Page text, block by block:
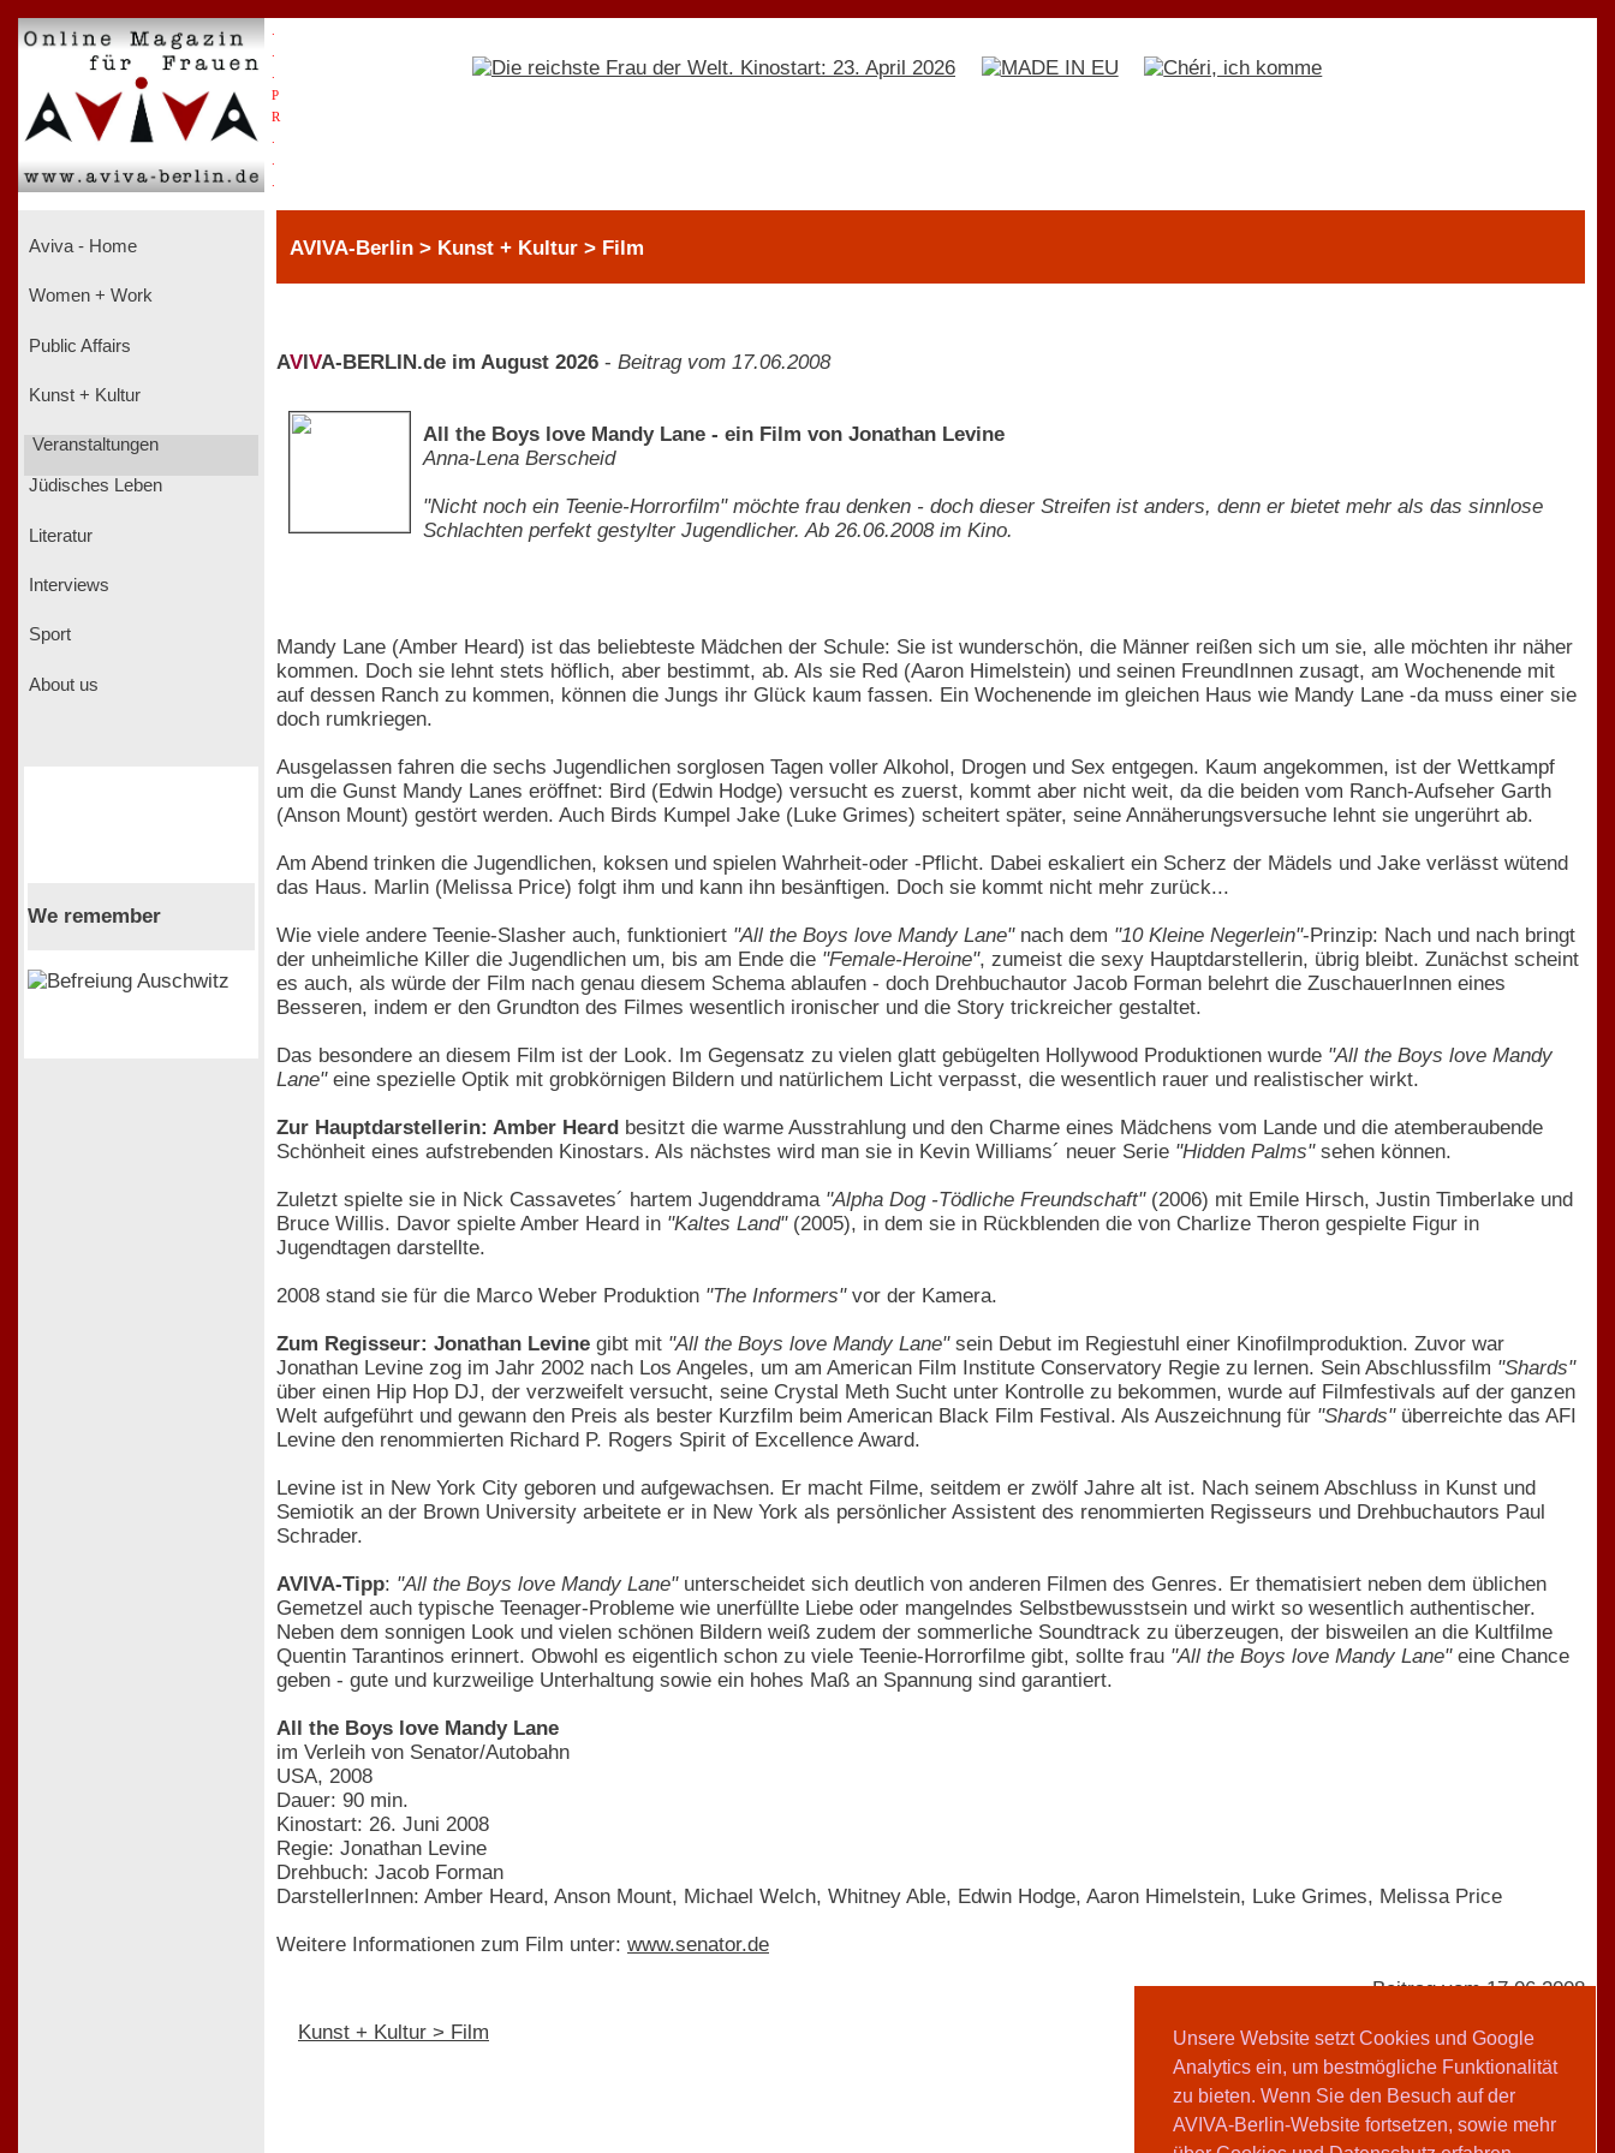
Unsere Website setzt Cookies und Google
Analytics ein, um bestmögliche Funktionalität
zu bieten. Wenn Sie den Besuch auf der
AVIVA-Berlin-Website fortsetzen, sowie mehr
P
R
Aviva - Home
Women + Work
Public Affairs
Kunst + Kultur
Veranstaltungen
Jüdisches Leben
Literatur
Interviews
Sport
About us
We remember
AVIVA-Berlin > Kunst + Kultur > Film
AV VA-BERLIN.de im August 2026 - Beitrag vom 17.06.2008
All the Boys love Mandy Lane - ein Film von Jonathan Levine
Anna-Lena Berscheid
"Nicht noch ein Teenie-Horrorfilm" möchte frau denken - doch dieser Streifen ist anders, denn er bietet mehr als das sinnlose
Schlachten perfekt gestylter Jugendlicher. Ab 26.06.2008 im Kino.
Mandy Lane (Amber Heard) ist das beliebteste Mädchen der Schule: Sie ist wunderschön, die Männer reißen sich um sie, alle möchten ihr näher
kommen. Doch sie lehnt stets höflich, aber bestimmt, ab. Als sie Red (Aaron Himelstein) und seinen FreundInnen zusagt, am Wochenende mit
auf dessen Ranch zu kommen, können die Jungs ihr Glück kaum fassen. Ein Wochenende im gleichen Haus wie Mandy Lane -da muss einer sie
doch rumkriegen.
Ausgelassen fahren die sechs Jugendlichen sorglosen Tagen voller Alkohol, Drogen und Sex entgegen. Kaum angekommen, ist der Wettkampf
um die Gunst Mandy Lanes eröffnet: Bird (Edwin Hodge) versucht es zuerst, kommt aber nicht weit, da die beiden vom Ranch-Aufseher Garth
(Anson Mount) gestört werden. Auch Birds Kumpel Jake (Luke Grimes) scheitert später, seine Annäherungsversuche lehnt sie ungerührt ab.
Am Abend trinken die Jugendlichen, koksen und spielen Wahrheit-oder -Pflicht. Dabei eskaliert ein Scherz der Mädels und Jake verlässt wütend
das Haus. Marlin (Melissa Price) folgt ihm und kann ihn besänftigen. Doch sie kommt nicht mehr zurück...
Wie viele andere Teenie-Slasher auch, funktioniert "All the Boys love Mandy Lane"nach dem "10 Kleine Negerlein"-Prinzip: Nach und nach bringt
der unheimliche Killer die Jugendlichen um, bis am Ende die "Female-Heroine", zumeist die sexy Hauptdarstellerin, übrig bleibt. Zunächst scheint
es auch, als würde der Film nach genau diesem Schema ablaufen - doch Drehbuchautor Jacob Forman belehrt die ZuschauerInnen eines
Besseren, indem er den Grundton des Filmes wesentlich ironischer und die Story trickreicher gestaltet.
Das besondere an diesem Film ist der Look. Im Gegensatz zu vielen glatt gebügelten Hollywood Produktionen wurde "All the Boys love Mandy
Lane"eine spezielle Optik mit grobkörnigen Bildern und natürlichem Licht verpasst, die wesentlich rauer und realistischer wirkt.
Zur Hauptdarstellerin: Amber Heard besitzt die warme Ausstrahlung und den Charme eines Mädchens vom Lande und die atemberaubende
Schönheit eines aufstrebenden Kinostars. Als nächstes wird man sie in Kevin Williams´ neuer Serie "Hidden Palms"sehen können.
Zuletzt spielte sie in Nick Cassavetes´ hartem Jugenddrama "Alpha Dog -Tödliche Freundschaft"(2006) mit Emile Hirsch, Justin Timberlake und
Bruce Willis. Davor spielte Amber Heard in "Kaltes Land"(2005), in dem sie in Rückblenden die von Charlize Theron gespielte Figur in
Jugendtagen darstellte.
2008 stand sie für die Marco Weber Produktion "The Informers"vor der Kamera.
Zum Regisseur: Jonathan Levine gibt mit "All the Boys love Mandy Lane"sein Debut im Regiestuhl einer Kinofilmproduktion. Zuvor war
Jonathan Levine zog im Jahr 2002 nach Los Angeles, um am American Film Institute Conservatory Regie zu lernen. Sein Abschlussfilm "Shards"
über einen Hip Hop DJ, der verzweifelt versucht, seine Crystal Meth Sucht unter Kontrolle zu bekommen, wurde auf Filmfestivals auf der ganzen
Welt aufgeführt und gewann den Preis als bester Kurzfilm beim American Black Film Festival. Als Auszeichnung für "Shards"überreichte das AFI
Levine den renommierten Richard P. Rogers Spirit of Excellence Award.
Levine ist in New York City geboren und aufgewachsen. Er macht Filme, seitdem er zwölf Jahre alt ist. Nach seinem Abschluss in Kunst und
Semiotik an der Brown University arbeitete er in New York als persönlicher Assistent des renommierten Regisseurs und Drehbuchautors Paul
Schrader.
AVIVA-Tipp: "All the Boys love Mandy Lane"unterscheidet sich deutlich von anderen Filmen des Genres. Er thematisiert neben dem üblichen
Gemetzel auch typische Teenager-Probleme wie unerfüllte Liebe oder mangelndes Selbstbewusstsein und wirkt so wesentlich authentischer.
Neben dem sonnigen Look und vielen schönen Bildern weiß zudem der sommerliche Soundtrack zu überzeugen, der bisweilen an die Kultfilme
Quentin Tarantinos erinnert. Obwohl es eigentlich schon zu viele Teenie-Horrorfilme gibt, sollte frau "All the Boys love Mandy Lane"eine Chance
geben - gute und kurzweilige Unterhaltung sowie ein hohes Maß an Spannung sind garantiert.
All the Boys love Mandy Lane
im Verleih von Senator/Autobahn
USA, 2008
Dauer: 90 min.
Kinostart: 26. Juni 2008
Regie: Jonathan Levine
Drehbuch: Jacob Forman
DarstellerInnen: Amber Heard, Anson Mount, Michael Welch, Whitney Able, Edwin Hodge, Aaron Himelstein, Luke Grimes, Melissa Price
Weitere Informationen zum Film unter: www.senator.de
Kunst + Kultur > Film
Beitrag vom 17.06.2008
AVIVA-Redaktion